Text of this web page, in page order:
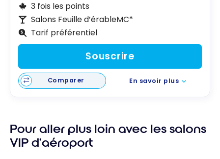
3 fois les points
Salons Feuille d’érableMC*
Tarif préférentiel
Souscrire
Comparer En savoir plus
Pour aller plus loin avec les salons
VIP d’aéroport